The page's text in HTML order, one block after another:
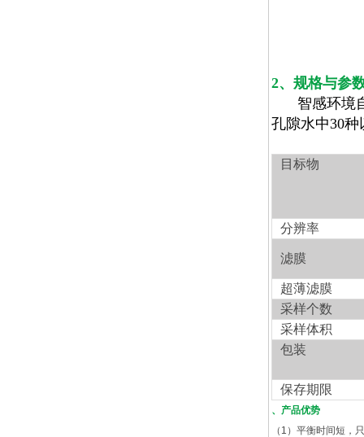
2、规格与参
智感环境
孔隙水中30种
目标物
分辨率
滤膜
超薄滤膜
采样个数
采样体积
包装
保存期限
、产品优势
（ 1 ）平衡时间短，